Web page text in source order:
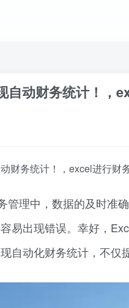
自动财务统计！，
财务统计！，excel进行财
管理中，数据的及时准
易出现错误。幸好，
自动化财务统计，不仅